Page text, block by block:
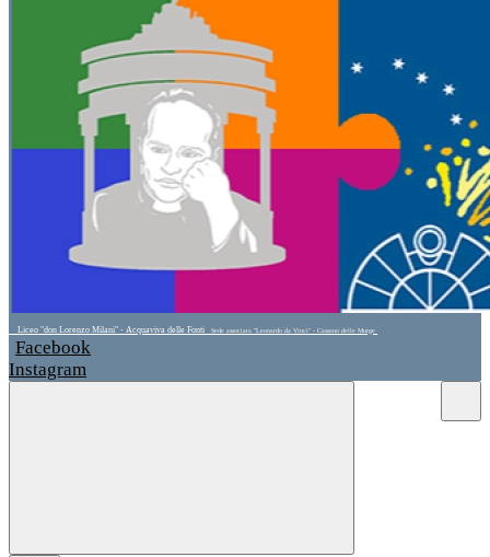
Liceo "don Lorenzo Milani" - Acquaviva delle Fonti Sede associata "Leonardo da Vinci" - Cassano delle Murge
Facebook
Instagram